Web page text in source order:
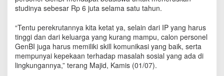
k
n
d
o
n
e
studinya sebesar Rp 6 juta selama satu tahun.
“Tentu perekrutannya kita ketat ya, selain dari IP yang harus
tinggi dan dari keluarga yang kurang mampu, calon personel
GenBI juga harus memiliki skill komunikasi yang baik, serta
mempunyai kepekaan terhadap masalah sosial yang ada di
lingkungannya,” terang Majid, Kamis (01/07).